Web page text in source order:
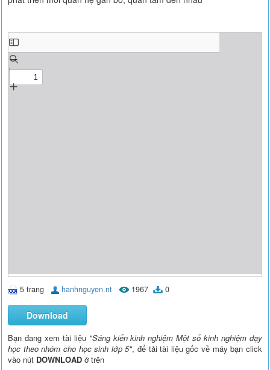
5 trang hanhnguyen.nt 1967 0
Download
Bạn đang xem tài liệu "Sáng kiến kinh nghiệm Một số kinh nghiệm dạy
học theo nhóm cho học sinh lớp 5", để tải tài liệu gốc về máy bạn click
vào nút DOWNLOAD ở trên